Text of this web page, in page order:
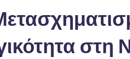
στη